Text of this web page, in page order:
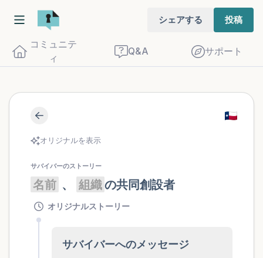
シェアする 投稿
コミュニテ
ィ
Q&A サポート
オリジナルを表示
サバイバーのストーリー
名前 、 組織の共同創設者
オリジナルストーリー
サバイバーへのメッセージ
目を軽く閉じて、深呼吸を数回します。鼻
から息を吸い（3つ数え）、口から息を吐
きます（3つ数え）。さあ、目を開けて周
りを見回してください。以下のことを声に
出して言ってみてください。
見えるもの5つ（部屋の中と窓の外を見る